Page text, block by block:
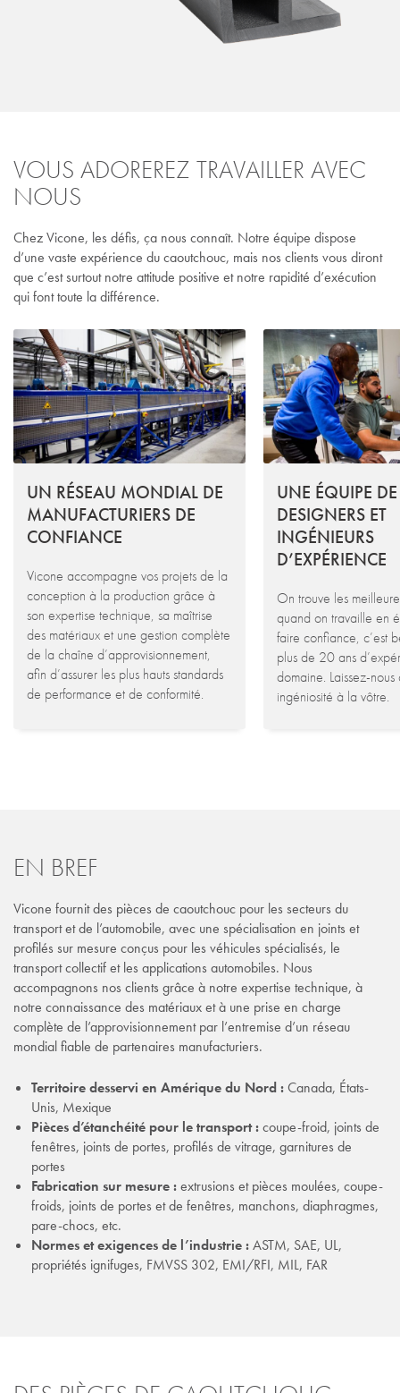
VOUS ADOREREZ TRAVAILLER AVEC
NOUS
Chez Vicone, les défis, ça nous connaît. Notre équipe dispose
d’une vaste expérience du caoutchouc, mais nos clients vous diront
que c’est surtout notre attitude positive et notre rapidité d’exécution
qui font toute la différence.
UN RÉSEAU MONDIAL DE
MANUFACTURIERS DE
CONFIANCE
Vicone accompagne vos projets de la
conception à la production grâce à
son expertise technique, sa maîtrise
des matériaux et une gestion complète
de la chaîne d’approvisionnement,
afin d’assurer les plus hauts standards
de performance et de conformité.
UNE ÉQUIPE DE
DESIGNERS ET
INGÉNIEURS
D’EXPÉRIENCE
On trouve les
quand on travaille en
faire confiance, c’est
plus de 20 ans
domaine. Laissez-
ingéniosité à la vôtre.
EN BREF
Vicone fournit des pièces de caoutchouc pour les secteurs du
transport et de l’automobile, avec une spécialisation en joints et
profilés sur mesure conçus pour les véhicules spécialisés, le
transport collectif et les applications automobiles. Nous
accompagnons nos clients grâce à notre expertise technique, à
notre connaissance des matériaux et à une prise en charge
complète de l’approvisionnement par l’entremise d’un réseau
mondial fiable de partenaires manufacturiers.
Territoire desservi en Amérique du Nord :Canada, États-
Unis, Mexique
Pièces d’étanchéité pour le transport :coupe-froid, joints de
fenêtres, joints de portes, profilés de vitrage, garnitures de
portes
Fabrication sur mesure :extrusions et pièces moulées, coupe-
froids, joints de portes et de fenêtres, manchons, diaphragmes,
pare-chocs, etc.
Normes et exigences de l’industrie :ASTM, SAE, UL,
propriétés ignifuges, FMVSS 302, EMI/RFI, MIL, FAR